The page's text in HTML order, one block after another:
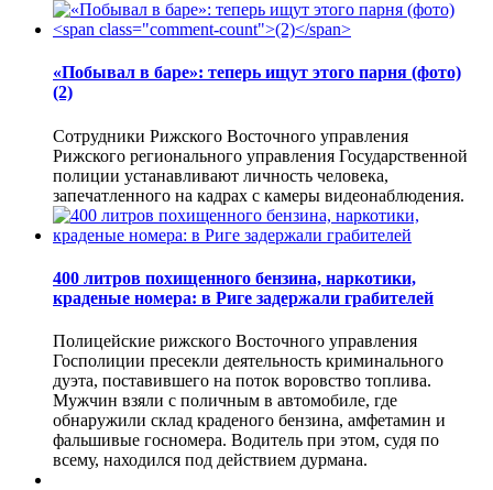
«Побывал в баре»: теперь ищут этого парня (фото)
(2)
Сотрудники Рижского Восточного управления
Рижского регионального управления Государственной
полиции устанавливают личность человека,
запечатленного на кадрах с камеры видеонаблюдения.
400 литров похищенного бензина, наркотики,
краденые номера: в Риге задержали грабителей
Полицейские рижского Восточного управления
Госполиции пресекли деятельность криминального
дуэта, поставившего на поток воровство топлива.
Мужчин взяли с поличным в автомобиле, где
обнаружили склад краденого бензина, амфетамин и
фальшивые госномера. Водитель при этом, судя по
всему, находился под действием дурмана.